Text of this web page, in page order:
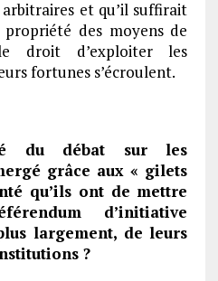
et qu’il suffirait
des moyens de
droit d’exploiter les
fortunes s’écroulent.
du débat sur les
grâce aux « gilets
qu’ils ont de mettre
d’initiative
largement, de leurs
?